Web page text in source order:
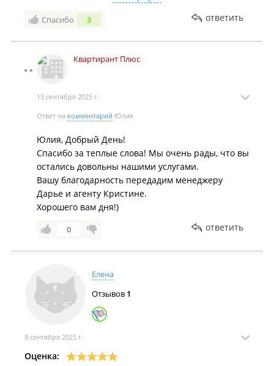
решению, что нам все подходит.
Большое спасибо агентству, в особенности Дарье и
Кристине!🤗
Спасибо 3 ответить
Квартирант Плюс
15 сентября 2025 г.
Ответ на комментарий Юлия
Юлия, Добрый День!
Спасибо за теплые слова! Мы очень рады, что вы
остались довольны нашими услугами.
Вашу благодарность передадим менеджеру
Дарье и агенту Кристине.
Хорошего вам дня!)
0 ответить
Елена
Отзывов 1
9 сентября 2025 г.
Оценка: